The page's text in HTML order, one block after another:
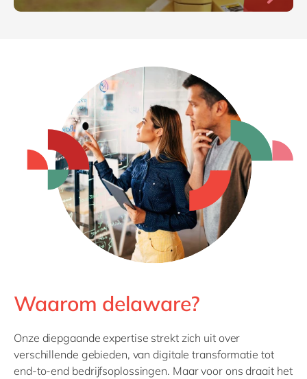
Waarom delaware?
Onze diepgaande expertise strekt zich uit over
verschillende gebieden, van digitale transformatie tot
end-to-end bedrijfsoplossingen. Maar voor ons draait het